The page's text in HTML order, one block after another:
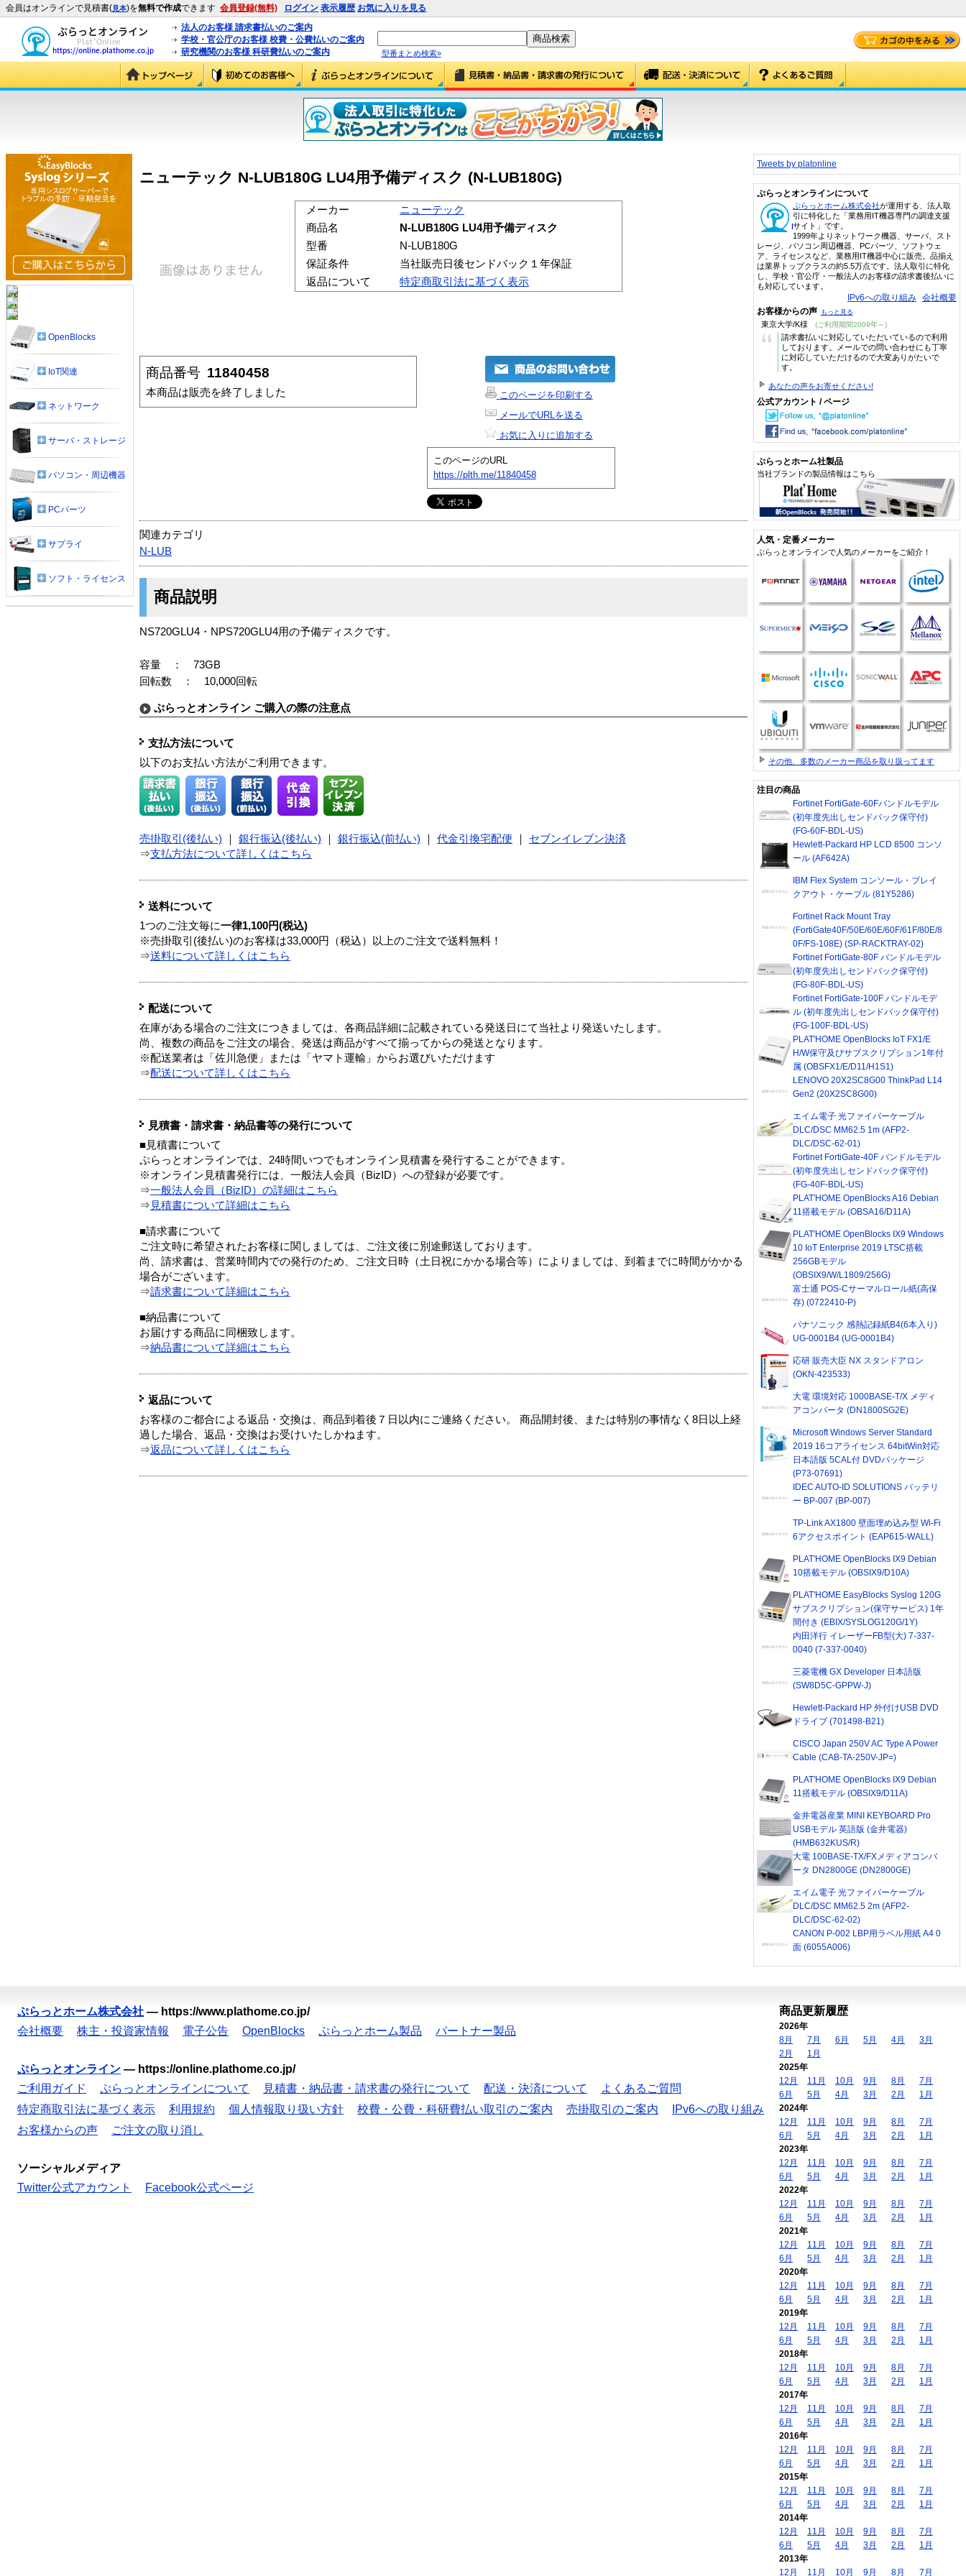
会員はオンラインで見積書(見本)を無料で作成できます 会員登録(無料) ログイン 表示履歴 お気に入りを見る
法人のお客様 請求書払いのご案内
学校・官公庁のお客様 校費・公費払いのご案内
研究機関のお客様 科研費払いのご案内
型番まとめ検索»
ニューテック N-LUB180G LU4用予備ディスク (N-LUB180G)
メーカー
ニューテック
商品名
N-LUB180G LU4用予備ディスク
型番
N-LUB180G
保証条件
当社販売日後センドバック１年保証
返品について
特定商取引法に基づく表示
商品番号 11840458
本商品は販売を終了しました
このページを印刷する
メールでURLを送る
お気に入りに追加する
このページのURL
https://plth.me/11840458
関連カテゴリ
N-LUB
商品説明
NS720GLU4・NPS720GLU4用の予備ディスクです。
容量 ： 73GB
回転数 ： 10,000回転
ぷらっとオンライン ご購入の際の注意点
支払方法について
以下のお支払い方法がご利用できます。
売掛取引(後払い) 銀行振込(後払い) 銀行振込(前払い) 代金引換宅配便
セブンイレブン決済
⇒支払方法について詳しくはこちら
送料について
1つのご注文毎に一律1,100円(税込)
※売掛取引(後払い)のお客様は33,000円（税込）以上のご注文で送料無料！
⇒送料について詳しくはこちら
配送について
在庫がある場合のご注文につきましては、各商品詳細に記載されている発送日にて当社より発送いたします。
尚、複数の商品をご注文の場合、発送は商品がすべて揃ってからの発送となります。
※配送業者は「佐川急便」または「ヤマト運輸」からお選びいただけます
⇒配送について詳しくはこちら
見積書・請求書・納品書等の発行について
■見積書について
ぷらっとオンラインでは、24時間いつでもオンライン見積書を発行することができます。
※オンライン見積書発行には、一般法人会員（BizID）への登録が必要です。
⇒一般法人会員（BizID）の詳細はこちら
⇒ 見積書について詳細はこちら
■請求書について
ご注文時に希望されたお客様に関しましては、ご注文後に別途郵送しております。
尚、請求書は、営業時間内での発行のため、ご注文日時（土日祝にかかる場合等）によりましては、到着までに時間がかかる
場合がございます。
⇒請求書について詳細はこちら
■納品書について
お届けする商品に同梱致します。
⇒納品書について詳細はこちら
返品について
お客様のご都合による返品・交換は、商品到着後７日以内にご連絡ください。 商品開封後、または特別の事情なく8日以上経
過した場合、返品・交換はお受けいたしかねます。
⇒返品について詳しくはこちら
OpenBlocks
IoT関連
ネットワーク
サーバ・ストレージ
パソコン・周辺機器
PCパーツ
サプライ
ソフト・ライセンス
Tweets by platonline
ぷらっとオンラインについて
ぷらっとホーム株式会社が運用する、法人取
引に特化した「業務用IT機器専門の調達支援
サイト」です。
1999年よりネットワーク機器、サーバ、スト
レージ、パソコン周辺機器、PCパーツ、ソフトウェ
ア、ライセンスなど、業務用IT機器中心に販売。品揃え
は業界トップクラスの約5.5万点です。法人取引に特化
し、学校・官公庁・一般法人のお客様の請求書後払いに
も対応しています。
IPv6への取り組み 会社概要
お客様からの声 もっと見る
東京大学/K様 (ご利用期間2009年～)
“
請求書払いに対応していただいているので利用
しております。メールでの問い合わせにも丁寧
に対応していただけるので大変ありがたいで
す。
あなたの声をお寄せください!
公式アカウント / ページ
ぷらっとホーム社製品
当社ブランドの製品情報はこちら
人気・定番メーカー
ぷらっとオンラインで人気のメーカーをご紹介！
その他、多数のメーカー商品を取り扱ってます
注目の商品
Fortinet FortiGate-60Fバンドルモデル
(初年度先出しセンドバック保守付)
(FG-60F-BDL-US)
Hewlett-Packard HP LCD 8500 コンソ
ール (AF642A)
IBM Flex System コンソール・ブレイ
クアウト・ケーブル (81Y5286)
Fortinet Rack Mount Tray
(FortiGate40F/50E/60E/60F/61F/80E/8
0F/FS-108E) (SP-RACKTRAY-02)
Fortinet FortiGate-80F バンドルモデル
(初年度先出しセンドバック保守付)
(FG-80F-BDL-US)
Fortinet FortiGate-100F バンドルモデ
ル (初年度先出しセンドバック保守付)
(FG-100F-BDL-US)
PLAT'HOME OpenBlocks IoT FX1/E
H/W保守及びサブスクリプション1年付
属 (OBSFX1/E/D11/H1S1)
LENOVO 20X2SC8G00 ThinkPad L14
Gen2 (20X2SC8G00)
エイム電子 光ファイバーケーブル
DLC/DSC MM62.5 1m (AFP2-
DLC/DSC-62-01)
Fortinet FortiGate-40F バンドルモデル
(初年度先出しセンドバック保守付)
(FG-40F-BDL-US)
PLAT'HOME OpenBlocks A16 Debian
11搭載モデル (OBSA16/D11A)
PLAT'HOME OpenBlocks IX9 Windows
10 IoT Enterprise 2019 LTSC搭載
256GBモデル
(OBSIX9/W/L1809/256G)
富士通 POS-Cサーマルロール紙(高保
存) (0722410-P)
パナソニック 感熱記録紙B4(6本入り)
UG-0001B4 (UG-0001B4)
応研 販売大臣 NX スタンドアロン
(OKN-423533)
大電 環境対応 1000BASE-T/X メディ
アコンバータ (DN1800SG2E)
Microsoft Windows Server Standard
2019 16コアライセンス 64bitWin対応
日本語版 5CAL付 DVDパッケージ
(P73-07691)
IDEC AUTO-ID SOLUTIONS バッテリ
ー BP-007 (BP-007)
TP-Link AX1800 壁面埋め込み型 Wi-Fi
6アクセスポイント (EAP615-WALL)
PLAT'HOME OpenBlocks IX9 Debian
10搭載モデル (OBSIX9/D10A)
PLAT'HOME EasyBlocks Syslog 120G
サブスクリプション(保守サービス) 1年
間付き (EBIX/SYSLOG120G/1Y)
内田洋行 イレーザーFB型(大) 7-337-
0040 (7-337-0040)
三菱電機 GX Developer 日本語版
(SW8D5C-GPPW-J)
Hewlett-Packard HP 外付けUSB DVD
ドライブ (701498-B21)
CISCO Japan 250V AC Type A Power
Cable (CAB-TA-250V-JP=)
PLAT'HOME OpenBlocks IX9 Debian
11搭載モデル (OBSIX9/D11A)
金井電器産業 MINI KEYBOARD Pro
USBモデル 英語版 (金井電器)
(HMB632KUS/R)
大電 100BASE-TX/FXメディアコンバ
ータ DN2800GE (DN2800GE)
エイム電子 光ファイバーケーブル
DLC/DSC MM62.5 2m (AFP2-
DLC/DSC-62-02)
CANON P-002 LBP用ラベル用紙 A4 0
面 (6055A006)
ぷらっとホーム株式会社 — https://www.plathome.co.jp/
会社概要
株主・投資家情報 電子公告 OpenBlocks ぷらっとホーム製品 パートナー製品
ぷらっとオンライン — https://online.plathome.co.jp/
ご利用ガイド
ぷらっとオンラインについて 見積書・納品書・請求書の発行について 配送・決済について
よくあるご質問
特定商取引法に基づく表示
利用規約 個人情報取り扱い方針 校費・公費・科研費払い取引のご案内 売掛取引のご案内
IPv6への取り組み
お客様からの声
ご注文の取り消し
ソーシャルメディア
Twitter公式アカウント
Facebook公式ページ
商品更新履歴
2026年
8月
7月 6月 5月 4月
3月
2月
1月
2025年
12月
11月 10月 9月 8月
7月
6月
5月 4月 3月 2月
1月
2024年
12月
11月 10月 9月 8月
7月
6月
5月 4月 3月 2月
1月
2023年
12月
11月 10月 9月 8月
7月
6月
5月 4月 3月 2月
1月
2022年
12月
11月 10月 9月 8月
7月
6月
5月 4月 3月 2月
1月
2021年
12月
11月 10月 9月 8月
7月
6月
5月 4月 3月 2月
1月
2020年
12月
11月 10月 9月 8月
7月
6月
5月 4月 3月 2月
1月
2019年
12月
11月 10月 9月 8月
7月
6月
5月 4月 3月 2月
1月
2018年
12月
11月 10月 9月 8月
7月
6月
5月 4月 3月 2月
1月
2017年
12月
11月 10月 9月 8月
7月
6月
5月 4月 3月 2月
1月
2016年
12月
11月 10月 9月 8月
7月
6月
5月 4月 3月 2月
1月
2015年
12月
11月 10月 9月 8月
7月
6月
5月 4月 3月 2月
1月
2014年
12月
11月 10月 9月 8月
7月
6月
5月 4月 3月 2月
1月
2013年
12月
11月 10月 9月 8月 7月